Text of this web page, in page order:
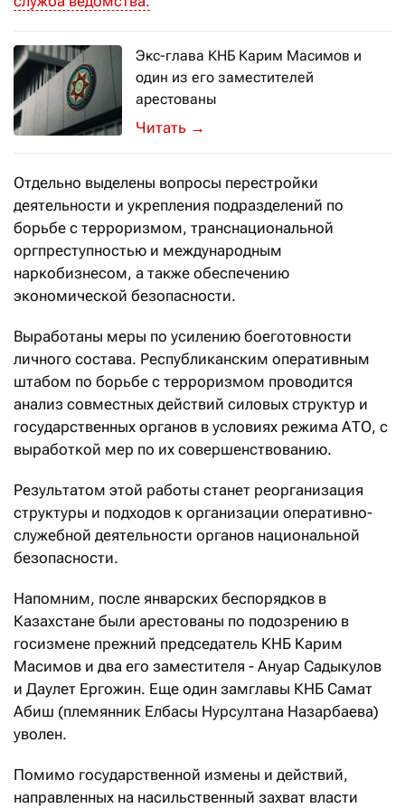
Экс-глава КНБ Карим Масимов и
один из его заместителей
арестованы
Дело получило гриф «совершенно
→
Отдельно выделены вопросы перестройки
деятельности и укрепления подразделений по
борьбе с терроризмом, транснациональной
оргпреступностью и международным
наркобизнесом, а также обеспечению
экономической безопасности.
Выработаны меры по усилению боеготовности
личного состава. Республиканским оперативным
штабом по борьбе с терроризмом проводится
анализ совместных действий силовых структур и
государственных органов в условиях режима АТО, с
выработкой мер по их совершенствованию.
Результатом этой работы станет реорганизация
структуры и подходов к организации оперативно-
служебной деятельности органов национальной
безопасности.
Напомним, после январских беспорядков в
Казахстане были арестованы по подозрению в
госизмене прежний председатель КНБ Карим
Масимов и два его заместителя - Ануар Садыкулов
и Даулет Ергожин. Еще один замглавы КНБ Самат
Абиш (племянник Елбасы Нурсултана Назарбаева)
уволен.
Помимо государственной измены и действий,
направленных на насильственный захват власти